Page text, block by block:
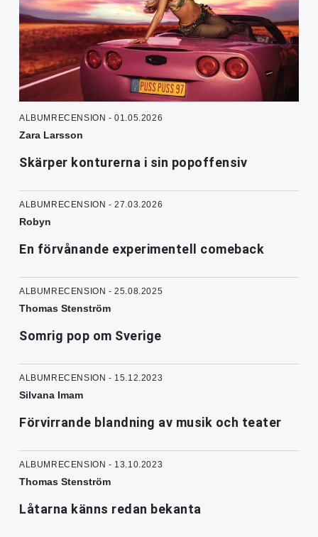
ALBUMRECENSION - 01.05.2026
Zara Larsson
Skärper konturerna i sin popoffensiv
ALBUMRECENSION - 27.03.2026
Robyn
En förvånande experimentell comeback
ALBUMRECENSION - 25.08.2025
Thomas Stenström
Somrig pop om Sverige
ALBUMRECENSION - 15.12.2023
Silvana Imam
Förvirrande blandning av musik och teater
ALBUMRECENSION - 13.10.2023
Thomas Stenström
Låtarna känns redan bekanta